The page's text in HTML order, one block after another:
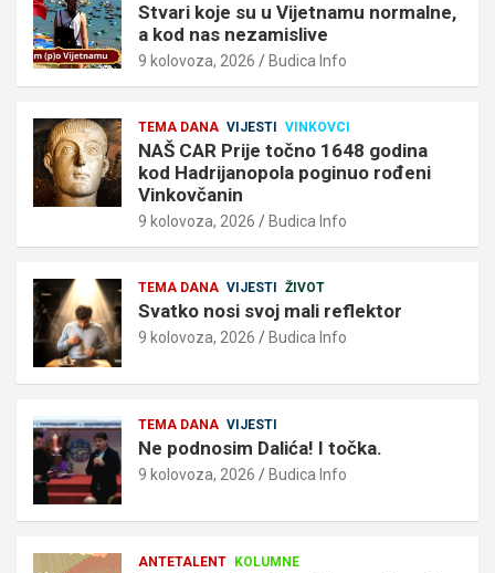
Stvari koje su u Vijetnamu normalne,
a kod nas nezamislive
9 kolovoza, 2026 Budica Info
TEMA DANA VIJESTI VINKOVCI
NAŠ CAR Prije točno 1648 godina
kod Hadrijanopola poginuo rođeni
Vinkovčanin
9 kolovoza, 2026 Budica Info
TEMA DANA VIJESTI ŽIVOT
Svatko nosi svoj mali reflektor
9 kolovoza, 2026 Budica Info
TEMA DANA VIJESTI
Ne podnosim Dalića! I točka.
9 kolovoza, 2026 Budica Info
ANTETALENT KOLUMNE